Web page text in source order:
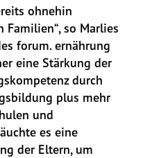
ohnehin
so Marlies
forum. ernährung
eine Stärkung der
durch
plus mehr
und
es eine
der Eltern, um